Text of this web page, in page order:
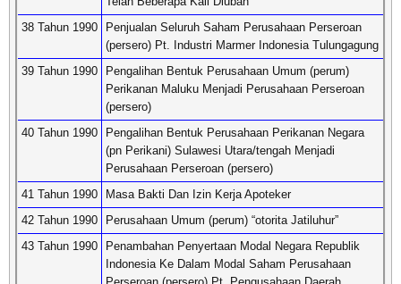
38 Tahun 1990
Penjualan Seluruh Saham Perusahaan Perseroan
(persero) Pt. Industri Marmer Indonesia Tulungagung
39 Tahun 1990
Pengalihan Bentuk Perusahaan Umum (perum)
Perikanan Maluku Menjadi Perusahaan Perseroan
(persero)
40 Tahun 1990
Pengalihan Bentuk Perusahaan Perikanan Negara
(pn Perikani) Sulawesi Utara/tengah Menjadi
Perusahaan Perseroan (persero)
41 Tahun 1990
Masa Bakti Dan Izin Kerja Apoteker
42 Tahun 1990
Perusahaan Umum (perum) “otorita Jatiluhur”
43 Tahun 1990
Penambahan Penyertaan Modal Negara Republik
Indonesia Ke Dalam Modal Saham Perusahaan